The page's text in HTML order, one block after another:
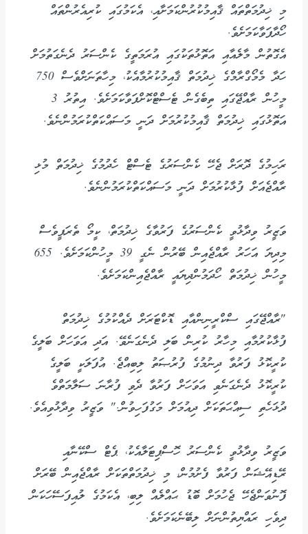
މި ޚިދުމަތްތައް ޤާއިމުކުރުންކަމަށާއި، އެކަމުގައި ކުރިއެރުންތައް
ހޯދާފަވާކަމަށެވެ.
އެގޮތުން މާލެއާއި އަތޮޅުތަކުގައި އުރަމަތީގެ ކެންސަރު ދެނެގަތުމަށް
ހަދާ މެމޯގްރާމްގެ ޚިދުމަތް ޤާއިމުކުރުމާއެކު، މިހާތަނަށްވެސް 750
މީހުން ރާއްޖޭގައި ތިބެގެން ޓެސްޓްކޮށްފަވާކަމަށެވެ. އިތުރު 3
އަތޮޅުގައި ޚިދުމަތް ޤާއިމުކުރުމަށް ދަނީ މަސައްކަތްކުރަމުންނެވެ.
ރަހިމުގެ ދޮރަށް ޖެހޭ ކެންސަރުގެ ޓެސްޓް ހެދުމުގެ ޚިދުމަތް މުޅި
ރާއްޖެއަށް ފުޅާކުރުމަށް ދަނީ މަސައްކަތްކުރަމުންނެވެ.
ވަޒީރު ވިދާޅުވީ ކެންސަރުގެ ފަރުވާގެ ޚިދުމަތް، ކީމޯ ތެރަޕީވެސް
މިދިޔަ އަހަރު ރާއްޖެއިން ބޭރުން ނެގީ 39 މީހުންކަމަށެވެ. 655
މީހުން ޚިދުމަތް ހޯދަމުންދިޔައީ ރާއްޖެއިންކަމަށެވެ.
"ރާއްޖޭގައި ސްކްރީނިންއާއި ޑޮކްޓަރަށް ދެއްކުމުގެ ޚިދުމަތް
ފުޅާކުރުމާއި މިހާރު ކުރިން ބަލި ދެނެގަނެވޭ. އަދި އަވަހަށް ބަލީގެ
ކުރީކޮޅު ފަރުވާ ދިނުމުގެ ފުރުޞަތު ލިބިއްޖެ. އުފަލަކީ ބަލީގެ
ކުރީކޮޅު ދެނެގަނެވި އަވަހަށް ފަރުވާ ދެވި ފުރާނަ ސަލާމަތްވެ
ދުޅަހެތި ސިއްޙަތަކަށް ދިއުމަށް މަގުފަހިވުން." ވަޒީރު ވިދާޅުވިއެވެ.
ވަޒީރު ވިދާޅުވީ ކެންސަރު ހޮސްޕިޓަލާއެކު، ޕެޓް ސްކޭނާއި
ރޭޑިއޭޝަން ފަރުވާ ފެށުމުން، މި ޚިދުމަތްތަކަށް ރާއްޖެއިން ބޭރަށް
ފޮނުވަންޖެހޭ ޖެހުމަށް ބޮޑު ޙައްލެއް ލިބި، އެކަމުގެ ލުއިފަސޭހަކަން
ދިވެހި ރައްޔިތުންނަށް ލިބޭނެކަމަށެވެ.